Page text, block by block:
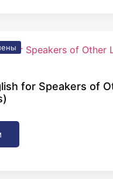
for Speakers of